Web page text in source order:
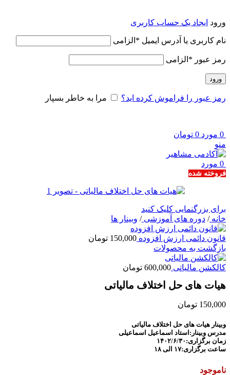
ورود ایجاد یک حساب کاربری
نام کاربری یا آدرس ایمیل * الزامی
رمز عبور * الزامی
ورود
رمز عبور را فراموش کرده اید؟ مرا به خاطر بسپار
0 مورد 0 تومان
منو
0 مورد
فروخته شده
برای بزرگنمایی کلیک کنید
خانه/ دوره های آموزشی/ وبینار ها
قانون دائمی ارزش افزوده 150,000 تومان
بازگشت به محصولات
کالکشن مالیاتی 600,000 تومان
هیات های حل اختلاف مالیاتی
150,000 تومان
وبینار هیات های حل اختلاف مالیاتی
مدرس وبینار:استاد اسماعیل اسماعیلی
زمان برگزاری:۱۴۰۲/۶/۳۰
ساعت برگزاری:۱۷ الی ۱۸
ناموجود